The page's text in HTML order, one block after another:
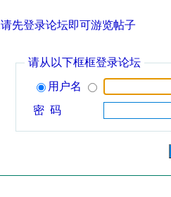
先登录论坛即可游览帖子
请从以下框框登录论坛
用户名
密 码